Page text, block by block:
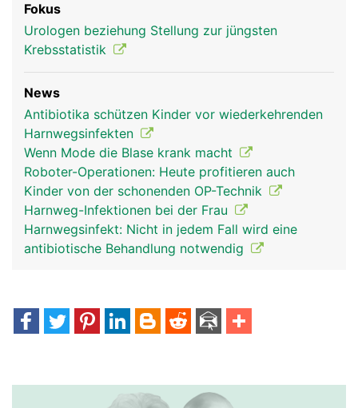
Fokus
Urologen beziehung Stellung zur jüngsten
Krebsstatistik
News
Antibiotika schützen Kinder vor wiederkehrenden
Harnwegsinfekten
Wenn Mode die Blase krank macht
Roboter-Operationen: Heute profitieren auch
Kinder von der schonenden OP-Technik
Harnweg-Infektionen bei der Frau
Harnwegsinfekt: Nicht in jedem Fall wird eine
antibiotische Behandlung notwendig